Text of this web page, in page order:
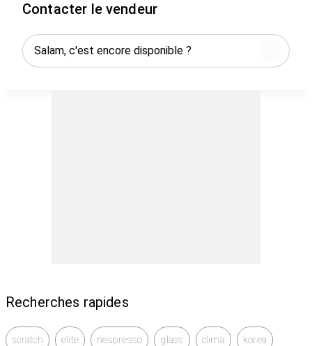
Contacter le vendeur
Recherches rapides
scratch elite nespresso glass clima korea